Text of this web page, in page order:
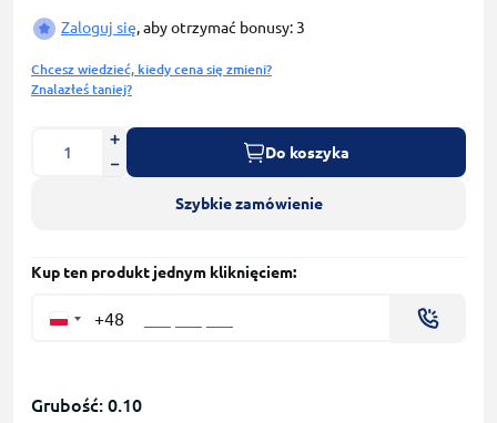
Zaloguj się, aby otrzymać bonusy: 3
Chcesz wiedzieć, kiedy cena się zmieni?
Znalazłeś taniej?
Do koszyka
Szybkie zamówienie
Kup ten produkt jednym kliknięciem:
+48
Grubość: 0.10